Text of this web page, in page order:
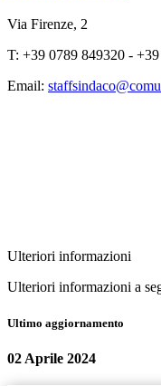
Via Firenze, 2
T: +39 0789 849320 -
Email:
Ulteriori informazioni
Ulteriori informazioni a
Ultimo aggiornamento
02 Aprile 2024